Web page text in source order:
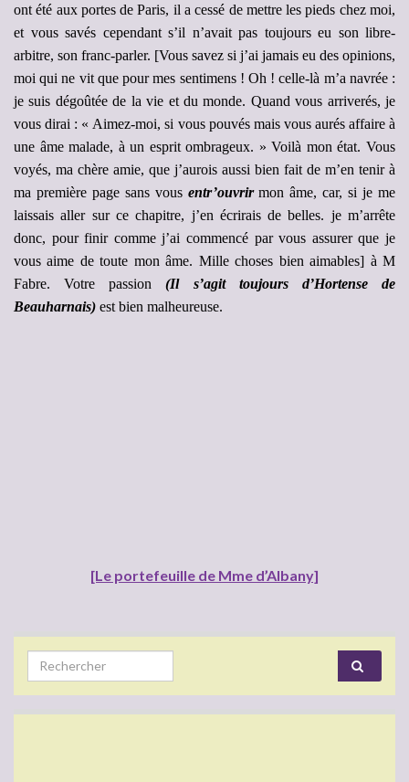
ont été aux portes de Paris, il a cessé de mettre les pieds chez moi,
et vous savés cependant s’il n’avait pas toujours eu son libre-
arbitre, son franc-parler. [Vous savez si j’ai jamais eu des opinions,
moi qui ne vit que pour mes sentimens ! Oh ! celle-là m’a navrée :
je suis dégoûtée de la vie et du monde. Quand vous arriverés, je
vous dirai : « Aimez-moi, si vous pouvés mais vous aurés affaire à
une âme malade, à un esprit ombrageux. » Voilà mon état. Vous
voyés, ma chère amie, que j’aurois aussi bien fait de m’en tenir à
ma première page sans vous entr’ouvrirmon âme, car, si je me
laissais aller sur ce chapitre, j’en écrirais de belles. je m’arrête
donc, pour finir comme j’ai commencé par vous assurer que je
vous aime de toute mon âme. Mille choses bien aimables] à M
Fabre. Votre passion(Il s’agit toujours d’Hortense de
Beauharnais) est bien malheureuse.
[Le portefeuille de Mme d’Albany]
Search for: